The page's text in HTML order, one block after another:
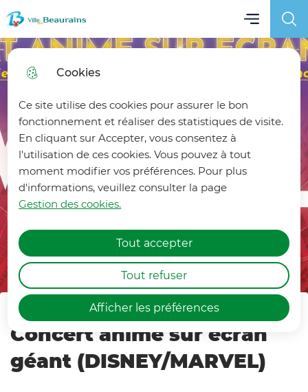
Cookies
Ce site utilise des cookies pour assurer le bon
fonctionnement et réaliser des statistiques de visite.
En cliquant sur Accepter, vous consentez à
l'utilisation de ces cookies. Vous pouvez à tout
moment modifier vos préférences. Pour plus
d'informations, veuillez consulter la page
Gestion des cookies.
Afficher les préférences
Tout accepter
Tout refuser
Aller
au
menu
principal
Aller au
Ville de Beaurains
Menu
Concert animé sur écran
géant (DISNEY/MARVEL)